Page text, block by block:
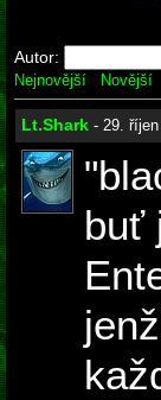
Autor:
Nejnovější Novější
Lt.Shark - 29.
buť